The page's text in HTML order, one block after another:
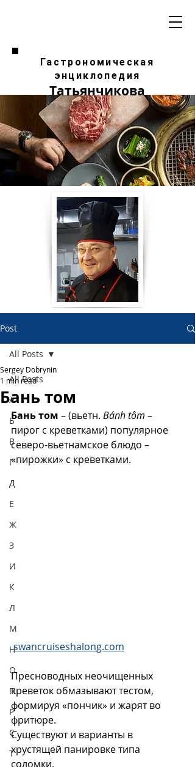
Гастрономическая
энциклопедия
Татьянчикова
Post
All Posts
А
Б
В
Г
Д
Е
Ж
З
И
К
Л
М
Н
О
П
Р
С
Т
All Posts
Бань том
Sergey Dobrynin
1 min read
Бань том – (вьетн. Bánh tôm –
пирог с креветками) популярное
северо-вьетнамское блюдо –
«пирожки» с креветками.
swancruiseshalong.com
Пресноводных неочищенных
креветок обмазывают тестом,
формируя «пончик» и жарят во
фритюре.
Существуют и варианты в
хрустящей панировке типа
соломки.